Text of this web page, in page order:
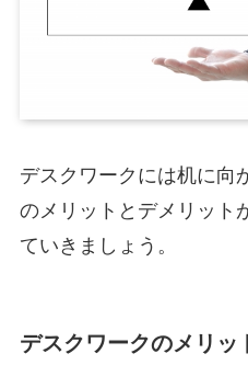
デスクワークには机に向
のメリットとデメリット
ていきましょう。
デスクワークのメリッ